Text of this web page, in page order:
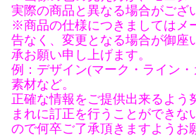
実際の商品と異なる場合がござ
※商品の仕様につきましてはメ
告なく、変更となる場合が御座
承お願い申し上げます。
例：デザイン(マーク・ライン・
素材など。
正確な情報をご提供出来るよう
まれに訂正を行うことができな
ので何卒ご了承頂きますようお